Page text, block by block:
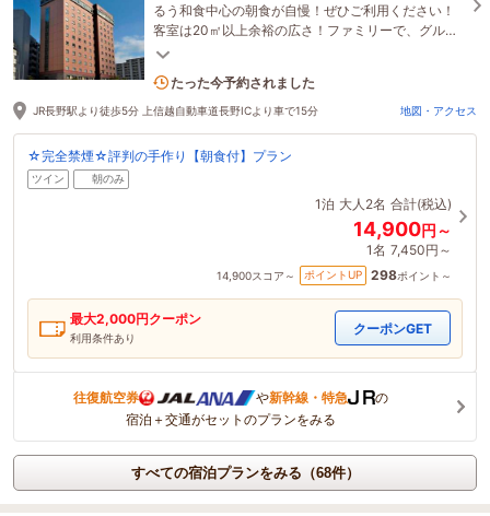
るう和食中心の朝食が自慢！ぜひご利用ください！
客室は20㎡以上余裕の広さ！ファミリーで、グルー
プで快適にお過ごしいただけます。小学生まで添い
3名がこの宿を見ています
たった今予約されました
JR長野駅より徒歩5分 上信越自動車道長野ICより車で15分 地図・アクセス
☆完全禁煙☆評判の手作り【朝食付】プラン
ツイン 朝のみ
1泊 大人2名 合計(税込)
14,900円～
1名 7,450円～
14,900スコア～ ポイントUP 298ポイント～
最大2,000円クーポン
利用条件あり
クーポンGET
往復航空券 や新幹線・特急
の
宿泊＋交通がセットのプランをみる
すべての宿泊プランをみる（68件）